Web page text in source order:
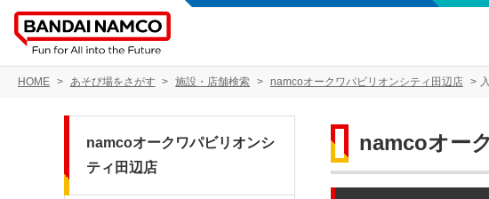
HOME あそび場をさがす 施設・店舗検索 namcoオークワパビリオンシティ田辺店
namcoオー
namcoオークワパビリオンシ
ティ田辺店